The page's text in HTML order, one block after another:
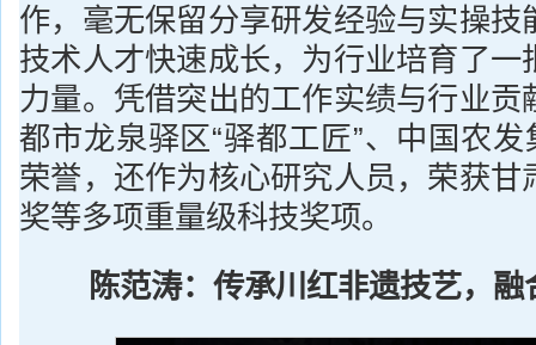
作，毫无保留分享研发经验与实操技
技术人才快速成长，为行业培育了一
力量。凭借突出的工作实绩与行业贡
都市龙泉驿区“驿都工匠”、中国农发
荣誉，还作为核心研究人员，荣获甘
奖等多项重量级科技奖项。
陈范涛：传承川红非遗技艺，